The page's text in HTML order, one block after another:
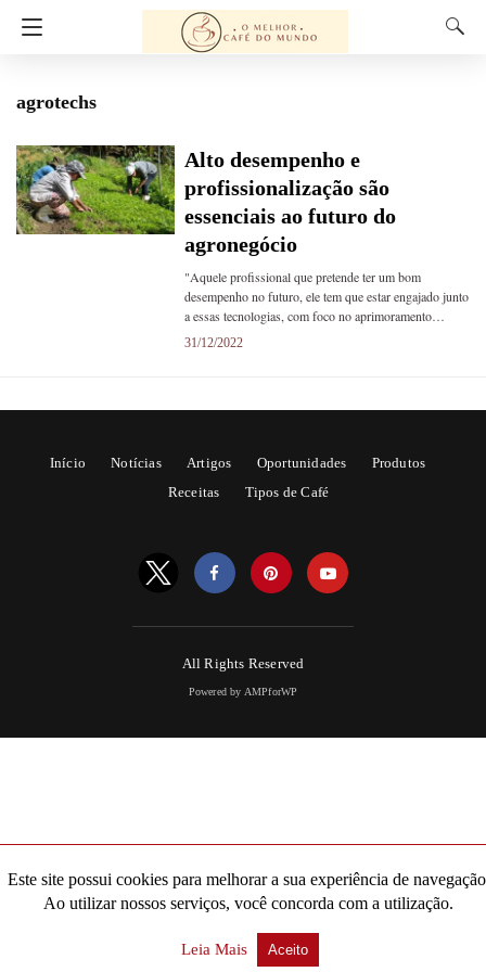
agrotechs
Alto desempenho e
profissionalização são
essenciais ao futuro do
agronegócio
"Aquele profissional que pretende ter um bom
desempenho no futuro, ele tem que estar engajado junto
a essas tecnologias, com foco no aprimoramento…
31/12/2022
Início Notícias Artigos Oportunidades
Produtos
Receitas
Tipos de Café
All Rights Reserved
Powered by AMPforWP
Este site possui cookies para melhorar a sua experiência de
Ao utilizar nossos serviços, você concorda com a utilização.
Leia Mais Aceito